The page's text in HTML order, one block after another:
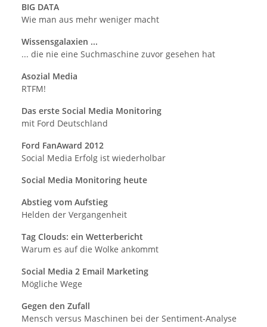
BIG DATA
Wie man aus mehr weniger macht
Wissensgalaxien ...
... die nie eine Suchmaschine zuvor gesehen hat
Asozial Media
RTFM!
Das erste Social Media Monitoring
mit Ford Deutschland
Ford FanAward 2012
Social Media Erfolg ist wiederholbar
Social Media Monitoring heute
Abstieg vom Aufstieg
Helden der Vergangenheit
Tag Clouds: ein Wetterbericht
Warum es auf die Wolke ankommt
Social Media 2 Email Marketing
Mögliche Wege
Gegen den Zufall
Mensch versus Maschinen bei der Sentiment-Analyse